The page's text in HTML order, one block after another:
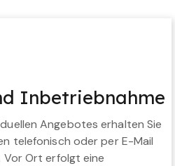
Inbetriebnahme
Angebotes erhalten Sie
telefonisch oder per E-Mail
Vor Ort erfolgt eine